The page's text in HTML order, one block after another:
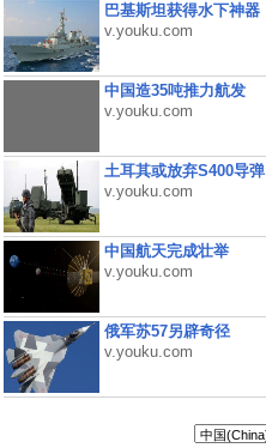
巴基斯坦获得水下神器
v.youku.com
中国造35吨推力航发
v.youku.com
土耳其或放弃S400导弹
v.youku.com
中国航天完成壮举
v.youku.com
俄军苏57另辟奇径
v.youku.com